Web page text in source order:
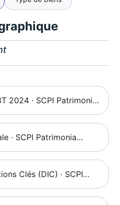
2024 · SCPI Patrimonia
· SCPI Patrimonia
Clés (DIC) · SCPI